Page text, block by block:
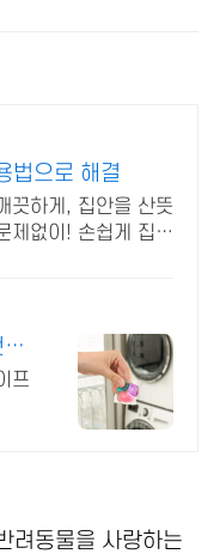
법으로 해결
끗하게, 집안을 산뜻
제없이! 손쉽게 집안
프
려동물을 사랑하는